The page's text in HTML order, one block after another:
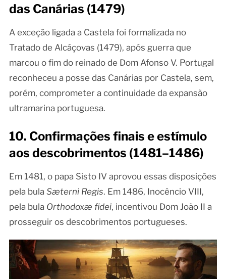
das Canárias (1479)
A exceção ligada a Castela foi formalizada no
Tratado de Alcáçovas (1479), após guerra que
marcou o fim do reinado de Dom Afonso V. Portugal
reconheceu a posse das Canárias por Castela, sem,
porém, comprometer a continuidade da expansão
ultramarina portuguesa.
10. Confirmações finais e estímulo
aos descobrimentos (1481–1486)
Em 1481, o papa Sisto IV aprovou essas disposições
pela bula Sæterni Regis. Em 1486, Inocêncio VIII,
pela bula Orthodoxæ fidei, incentivou Dom João II a
prosseguir os descobrimentos portugueses.